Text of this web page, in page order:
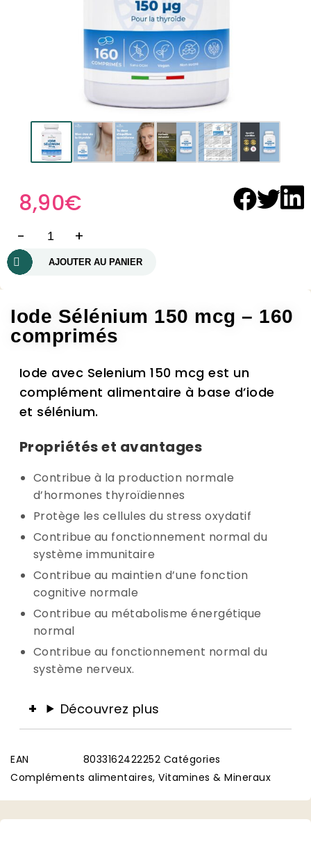
8,90€
- +
AJOUTER AU PANIER
Iode Sélénium 150 mcg – 160
comprimés
Iode avec Selenium 150 mcg est un
complément alimentaire à base d’iode
et sélénium.
Propriétés et avantages
Contribue à la production normale
d’hormones thyroïdiennes
Protège les cellules du stress oxydatif
Contribue au fonctionnement normal du
système immunitaire
Contribue au maintien d’une fonction
cognitive normale
Contribue au métabolisme énergétique
normal
Contribue au fonctionnement normal du
système nerveux.
Découvrez plus
EAN 8033162422252 Catégories
Compléments alimentaires, Vitamines & Mineraux